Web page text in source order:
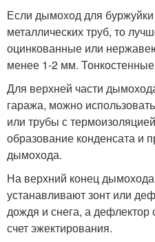
Если дымоход для
металлических труб, то
оцинкованные или
менее 1-2 мм.
Для верхней части
гаража, можно
или трубы с
образование конденсата и
дымохода.
На верхний конец
устанавливают зонт или
дождя и снега, а дефлектор
счет эжектирования.